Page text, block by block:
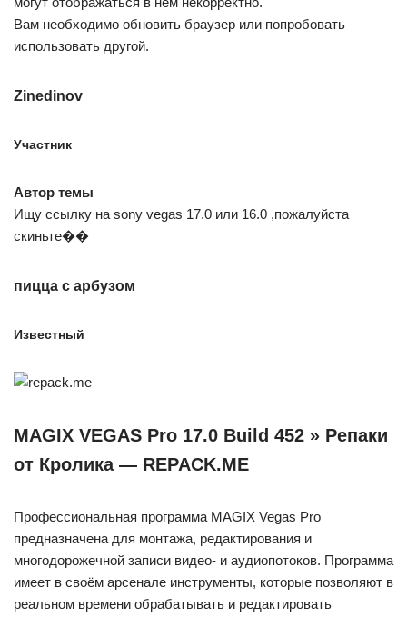
Вам необходимо обновить браузер или попробовать
использовать другой.
Zinedinov
Участник
Автор темы
Ищу ссылку на sony vegas 17.0 или 16.0 ,пожалуйста
скиньте��
пицца с арбузом
Известный
MAGIX VEGAS Pro 17.0 Build 452 » Репаки
от Кролика — REPACK.ME
Профессиональная программа MAGIX Vegas Pro
предназначена для монтажа, редактирования и
многодорожечной записи видео- и аудиопотоков. Программа
имеет в своём арсенале инструменты, которые позволяют в
реальном времени обрабатывать и редактировать